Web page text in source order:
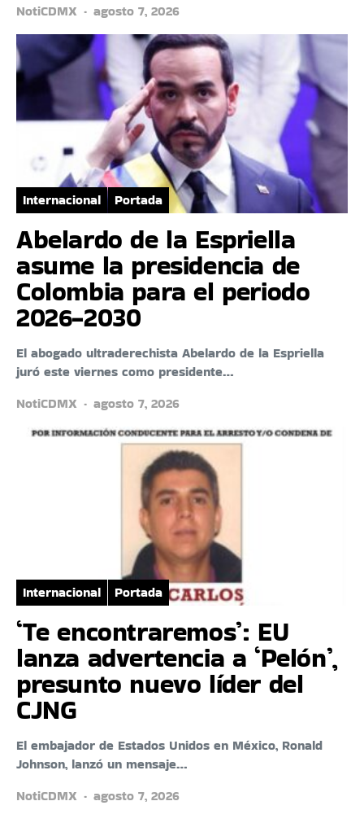
NotiCDMX
agosto 7, 2026
Internacional Portada
Abelardo de la Espriella
asume la presidencia de
Colombia para el periodo
2026-2030
El abogado ultraderechista Abelardo de la Espriella
juró este viernes como presidente…
NotiCDMX
agosto 7, 2026
Internacional Portada
‘Te encontraremos’: EU
lanza advertencia a ‘Pelón’,
presunto nuevo líder del
CJNG
El embajador de Estados Unidos en México, Ronald
Johnson, lanzó un mensaje…
NotiCDMX
agosto 7, 2026